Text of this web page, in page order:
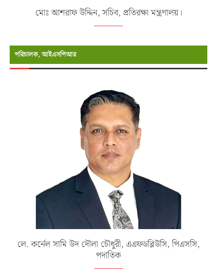
মোঃ আশরাফ উদ্দিন, সচিব, প্রতিরক্ষা মন্ত্রণালয়।
পরিচালক, আইএসপিআর
লে. কর্নেল সামি উদ দৌলা চৌধুরী, এএফডব্লিউসি, পিএসসি,
পদাতিক